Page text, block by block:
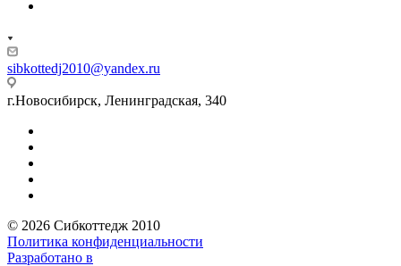
sibkottedj2010@yandex.ru
г.Новосибирск, Ленинградская, 340
© 2026 Сибкоттедж 2010
Политика конфиденциальности
Разработано в